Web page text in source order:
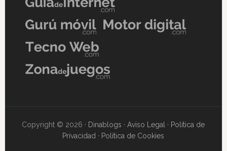
Copyright © 2026 · Dinablogs ·Aviso Legal · Política de
Privacidad · Política de Cookies